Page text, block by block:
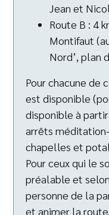
Jean et
Route B : 4
Montifaut
Nord’, plan
Pour chacune de
est disponible
disponible à
arrêts
chapelles et
Pour ceux qui le
préalable et
personne de la
et animer la route.